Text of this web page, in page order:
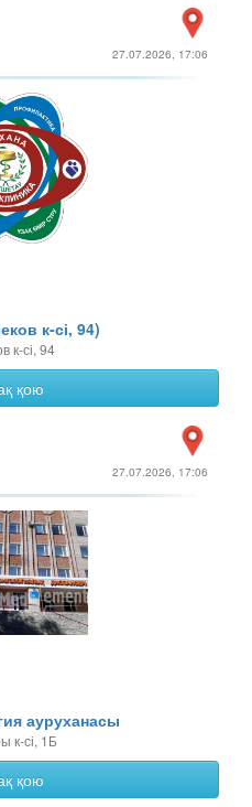
27.07.2026, 17:06
к-сі, 94)
к-сі, 94
қою
27.07.2026, 17:06
ауруханасы
к-сі, 1Б
қою